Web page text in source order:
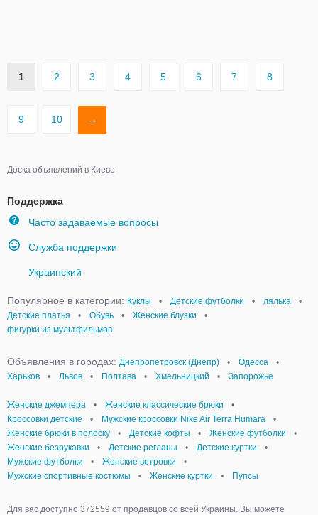
1 2 3 4 5 6 7 8
9 10 →
Доска объявлений в Киеве
Поддержка
Часто задаваемые вопросы
Служба поддержки
Украинский
Популярное в категории: Куклы • Детские футболки • лялька
•
Детские платья
• Обувь • Женские блузки
•
фигурки из мультфильмов
Объявления в городах: Днепропетровск (Днепр) • Одесса
•
Харьков
• Львов • Полтава • Хмельницкий • Запорожье
Женские джемпера • Женские классические брюки
•
Кроссовки детские
• Мужские кроссовки Nike Air Terra Humara
•
Женские брюки в полоску
• Детские кофты • Женские футболки
•
Женские безрукавки
• Детские регланы • Детские куртки
•
Мужские футболки
• Женские ветровки
•
Мужские спортивные костюмы
• Женские куртки • Пупсы
Для вас доступно 372559 от продавцов со всей Украины. Вы можете